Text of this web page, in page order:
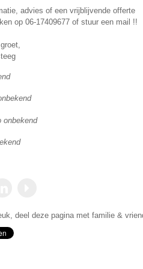
advies of een vrijblijvende offerte
op 06-17409677 of stuur een mail !!
onbekend
deel deze pagina met familie &